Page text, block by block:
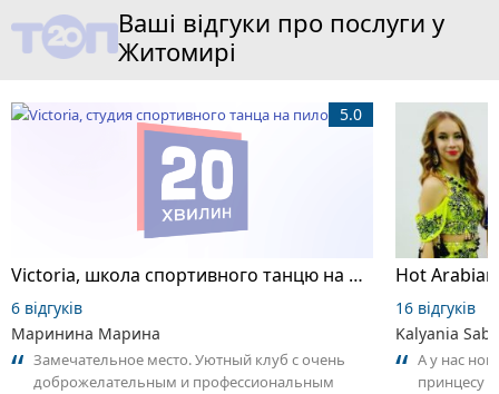
Ваші відгуки про послуги у
Житомирі
Victoria, школа спортивного танцю на пілоні
5.0
6 відгуків
Маринина Марина
Замечательное место. Уютный клуб с очень
доброжелательным и профессиональным
16 відгуків
Kalyania
А у нас
принцесу